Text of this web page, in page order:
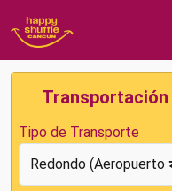
Transportación
Tipo de Transporte